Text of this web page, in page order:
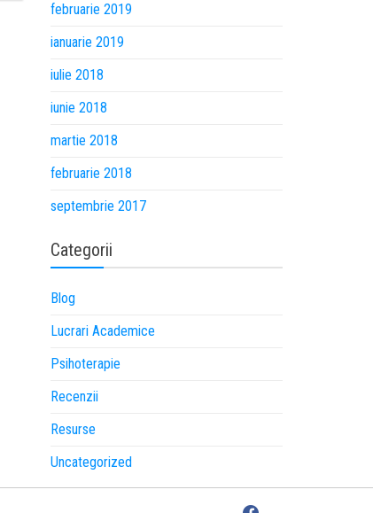
februarie 2019
ianuarie 2019
iulie 2018
iunie 2018
martie 2018
februarie 2018
septembrie 2017
Categorii
Blog
Lucrari Academice
Psihoterapie
Recenzii
Resurse
Uncategorized